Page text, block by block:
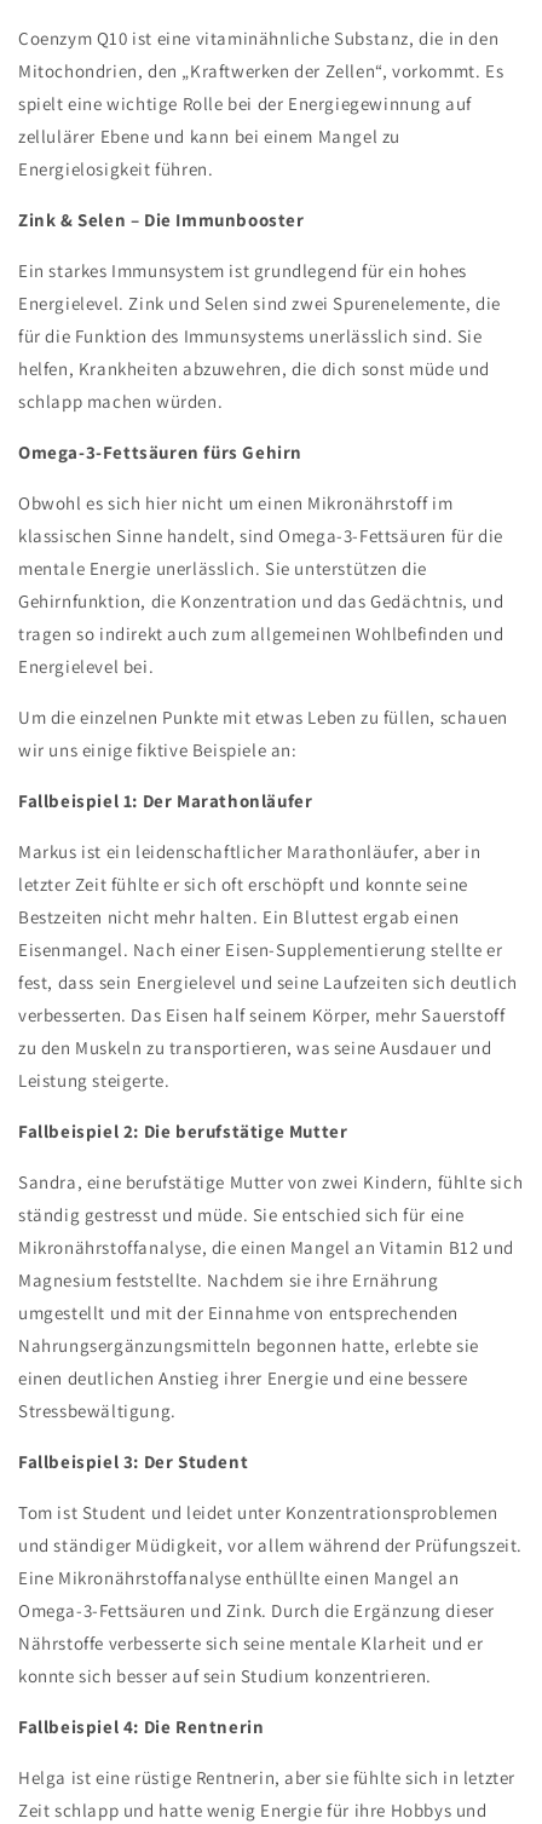
Coenzym Q10 ist eine vitaminähnliche Substanz, die in den
Mitochondrien, den „Kraftwerken der Zellen“, vorkommt. Es
spielt eine wichtige Rolle bei der Energiegewinnung auf
zellulärer Ebene und kann bei einem Mangel zu
Energielosigkeit führen.
Zink & Selen – Die Immunbooster
Ein starkes Immunsystem ist grundlegend für ein hohes
Energielevel. Zink und Selen sind zwei Spurenelemente, die
für die Funktion des Immunsystems unerlässlich sind. Sie
helfen, Krankheiten abzuwehren, die dich sonst müde und
schlapp machen würden.
Omega-3-Fettsäuren fürs Gehirn
Obwohl es sich hier nicht um einen Mikronährstoff im
klassischen Sinne handelt, sind Omega-3-Fettsäuren für die
mentale Energie unerlässlich. Sie unterstützen die
Gehirnfunktion, die Konzentration und das Gedächtnis, und
tragen so indirekt auch zum allgemeinen Wohlbefinden und
Energielevel bei.
Um die einzelnen Punkte mit etwas Leben zu füllen, schauen
wir uns einige fiktive Beispiele an:
Fallbeispiel 1: Der Marathonläufer
Markus ist ein leidenschaftlicher Marathonläufer, aber in
letzter Zeit fühlte er sich oft erschöpft und konnte seine
Bestzeiten nicht mehr halten. Ein Bluttest ergab einen
Eisenmangel. Nach einer Eisen-Supplementierung stellte er
fest, dass sein Energielevel und seine Laufzeiten sich deutlich
verbesserten. Das Eisen half seinem Körper, mehr Sauerstoff
zu den Muskeln zu transportieren, was seine Ausdauer und
Leistung steigerte.
Fallbeispiel 2: Die berufstätige Mutter
Sandra, eine berufstätige Mutter von zwei Kindern, fühlte sich
ständig gestresst und müde. Sie entschied sich für eine
Mikronährstoffanalyse, die einen Mangel an Vitamin B12 und
Magnesium feststellte. Nachdem sie ihre Ernährung
umgestellt und mit der Einnahme von entsprechenden
Nahrungsergänzungsmitteln begonnen hatte, erlebte sie
einen deutlichen Anstieg ihrer Energie und eine bessere
Stressbewältigung.
Fallbeispiel 3: Der Student
Tom ist Student und leidet unter Konzentrationsproblemen
und ständiger Müdigkeit, vor allem während der Prüfungszeit.
Eine Mikronährstoffanalyse enthüllte einen Mangel an
Omega-3-Fettsäuren und Zink. Durch die Ergänzung dieser
Nährstoffe verbesserte sich seine mentale Klarheit und er
konnte sich besser auf sein Studium konzentrieren.
Fallbeispiel 4: Die Rentnerin
Helga ist eine rüstige Rentnerin, aber sie fühlte sich in letzter
Zeit schlapp und hatte wenig Energie für ihre Hobbys und